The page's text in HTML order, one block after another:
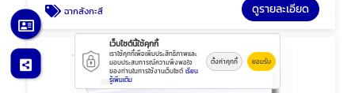
ฉากสังกะสี ดูรายละเอียด
เว็บไซต์นี้ใช้คุกกี้
เราใช้คุกกี้เพื่อเพิ่มประสิทธิภาพและ
มอบประสบการณ์ความพึงพอใจ
ของท่านในการใช้งานเว็บไซต์ เรียน
รู้เพิ่มเติม
ตั้งค่าคุกกี้ ยอมรับ